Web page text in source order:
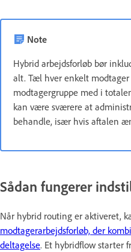
Note
Hybrid arbejdsforløb bør
alt. Tæl hver enkelt
modtagergruppe med i
kan være sværere at
behandle, især hvis aftalen
Sådan fungerer
Når hybrid routing er aktiveret,
modtagerarbejdsforløb, der
deltagelse. Et hybridflow starter